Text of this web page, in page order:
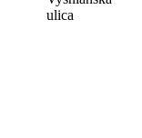
ulica